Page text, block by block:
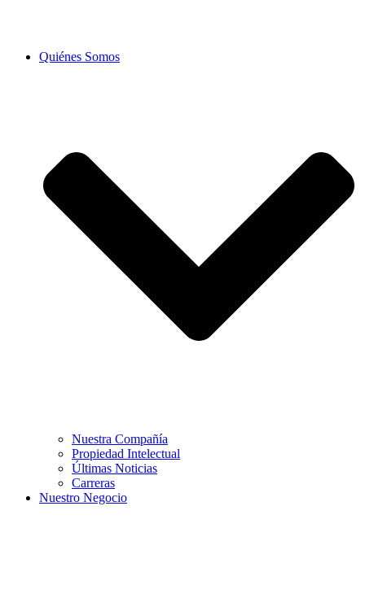
Quiénes Somos
Nuestra Compañía
Propiedad Intelectual
Últimas Noticias
Carreras
Nuestro Negocio